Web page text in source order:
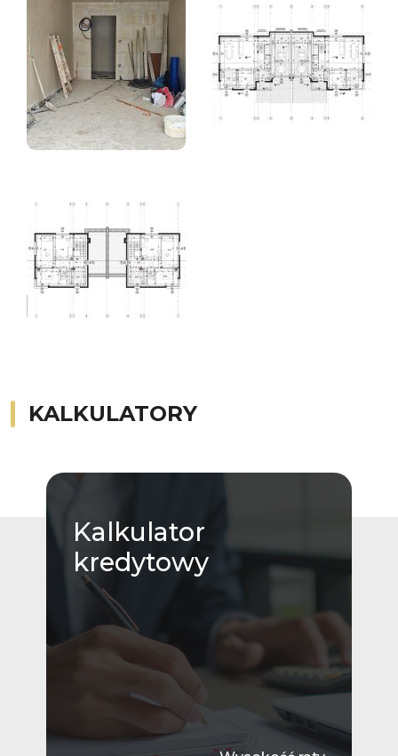
KALKULATORY
Kalkulator
kredytowy